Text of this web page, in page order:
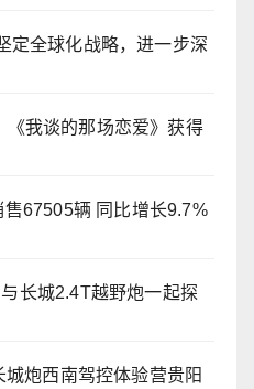
定全球化战略，进一步深
《我谈的那场恋爱》获得
67505辆 同比增长9.7%
长城2.4T越野炮一起探
炮西南驾控体验营贵阳